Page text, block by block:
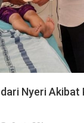
Nyeri Akibat